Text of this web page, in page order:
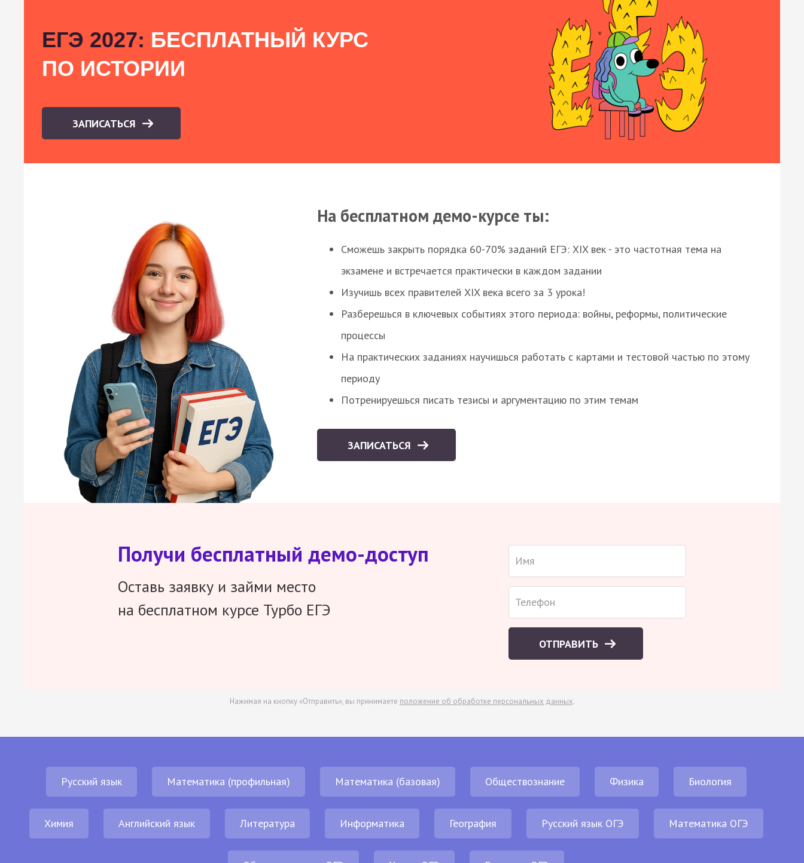
ЕГЭ 2027: БЕСПЛАТНЫЙ КУРС
ПО ИСТОРИИ
ЗАПИСАТЬСЯ
На бесплатном демо-курсе ты:
Сможешь закрыть порядка 60-70% заданий ЕГЭ: XIX век - это частотная тема на
экзамене и встречается практически в каждом задании
Изучишь всех правителей XIX века всего за 3 урока!
Разберешься в ключевых событиях этого периода: войны, реформы, политические
процессы
На практических заданиях научишься работать с картами и тестовой частью по этому
периоду
Потренируешься писать тезисы и аргументацию по этим темам
ЗАПИСАТЬСЯ
Получи бесплатный демо-доступ
Оставь заявку и займи место
на бесплатном курсе Турбо ЕГЭ
ОТПРАВИТЬ
Нажимая на кнопку «Отправить», вы принимаете положение об обработке персональных данных.
Русский язык Математика (профильная) Математика (базовая) Обществознание Физика Биология
Химия Английский язык Литература Информатика География Русский язык ОГЭ Математика ОГЭ